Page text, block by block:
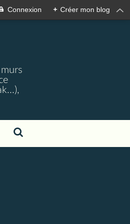
Connexion + Créer mon blog